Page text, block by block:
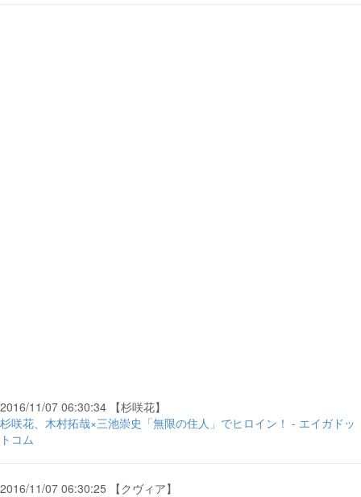
2016/11/07 06:30:34 【杉咲花】
杉咲花、木村拓哉×三池崇史「無限の住人」でヒロイン！ - エイガドッ
トコム
2016/11/07 06:30:25 【クヴィア】